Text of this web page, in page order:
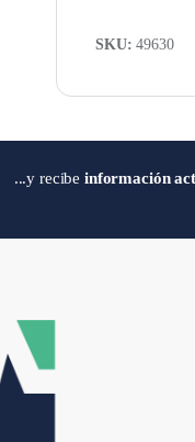
SKU:49630
...y recibe información